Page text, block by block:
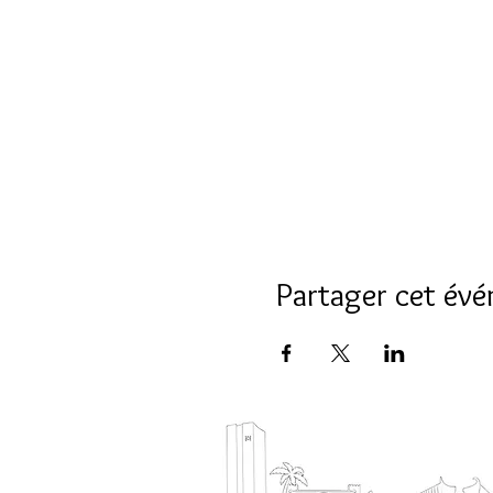
Partager cet